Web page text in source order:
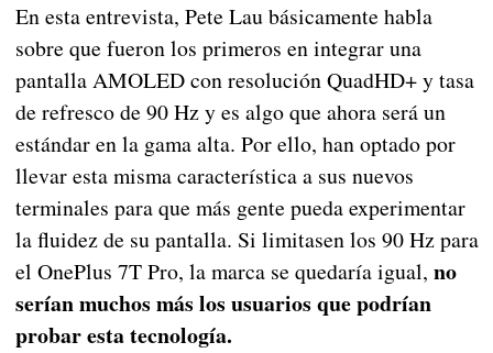
En esta entrevista, Pete Lau básicamente habla
sobre que fueron los primeros en integrar una
pantalla AMOLED con resolución QuadHD+ y tasa
de refresco de 90 Hz y es algo que ahora será un
estándar en la gama alta. Por ello, han optado por
llevar esta misma característica a sus nuevos
terminales para que más gente pueda experimentar
la fluidez de su pantalla. Si limitasen los 90 Hz para
el OnePlus 7T Pro, la marca se quedaría igual, no
serían muchos más los usuarios que podrían
probar esta tecnología.